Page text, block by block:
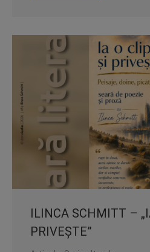
ILINCA SCHMITT –
PRIVEȘTE”